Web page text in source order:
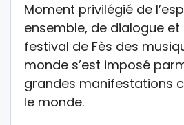
Moment privilégié de
ensemble, de dialogue
festival de Fès des
monde s’est imposé
grandes manifestations
le monde.